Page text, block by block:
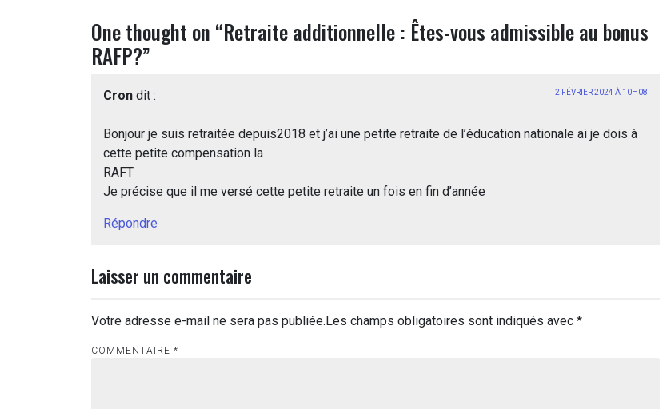
l’article
One thought on “Retraite additionnelle : Êtes-vous admissible au bonus
RAFP?”
Cron dit : 2 FÉVRIER 2024 À 10H08
Bonjour je suis retraitée depuis2018 et j’ai une petite retraite de l’éducation nationale ai je dois à
cette petite compensation la
RAFT
Je précise que il me versé cette petite retraite un fois en fin d’année
Répondre
Laisser un commentaire
Votre adresse e-mail ne sera pas publiée.Les champs obligatoires sont indiqués avec *
COMMENTAIRE *